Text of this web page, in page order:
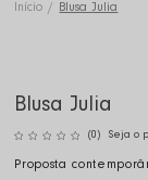
Início Blusa Julia
Blusa Julia
(0) Seja o
Proposta